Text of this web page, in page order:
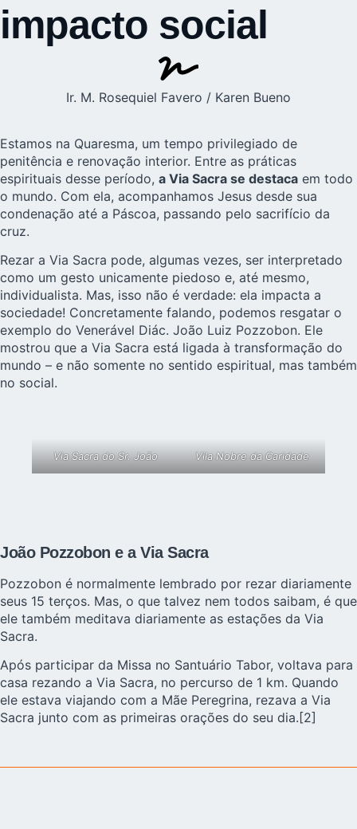
impacto social
Ir. M. Rosequiel Favero / Karen Bueno
Estamos na Quaresma, um tempo privilegiado de
penitência e renovação interior. Entre as práticas
espirituais desse período, a Via Sacra se destaca em todo
o mundo. Com ela, acompanhamos Jesus desde sua
condenação até a Páscoa, passando pelo sacrifício da
cruz.
Rezar a Via Sacra pode, algumas vezes, ser interpretado
como um gesto unicamente piedoso e, até mesmo,
individualista. Mas, isso não é verdade: ela impacta a
sociedade! Concretamente falando, podemos resgatar o
exemplo do Venerável Diác. João Luiz Pozzobon. Ele
mostrou que a Via Sacra está ligada à transformação do
mundo – e não somente no sentido espiritual, mas também
no social.
Via Sacra do Sr. João Vila Nobre da Caridade
João Pozzobon e a Via Sacra
Pozzobon é normalmente lembrado por rezar diariamente
seus 15 terços. Mas, o que talvez nem todos saibam, é que
ele também meditava diariamente as estações da Via
Sacra.
Após participar da Missa no Santuário Tabor, voltava para
casa rezando a Via Sacra, no percurso de 1 km. Quando
ele estava viajando com a Mãe Peregrina, rezava a Via
Sacra junto com as primeiras orações do seu dia.[2]